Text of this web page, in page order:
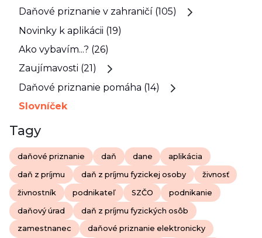
Daňové priznanie v zahraničí (105)
Novinky k aplikácii (19)
Ako vybavím...? (26)
Zaujímavosti (21)
Daňové priznanie pomáha (14)
Slovníček
Tagy
daňové priznanie daň dane aplikácia
daň z príjmu daň z príjmu fyzickej osoby živnosť
živnostník podnikateľ SZČO podnikanie
daňový úrad daň z príjmu fyzických osôb
zamestnanec daňové priznanie elektronicky